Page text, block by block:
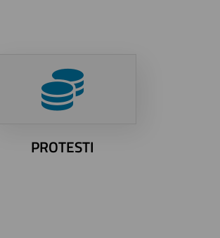
PROTESTI